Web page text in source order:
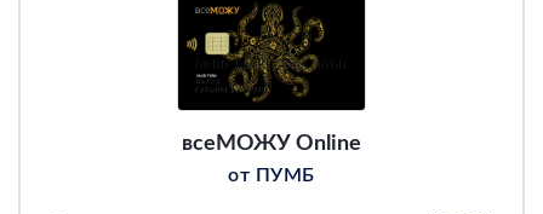
всеМОЖУ Online
от ПУМБ